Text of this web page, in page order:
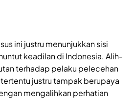
ini justru menunjukkan sisi
keadilan di Indonesia. Alih-
terhadap pelaku pelecehan
justru tampak berupaya
mengalihkan perhatian